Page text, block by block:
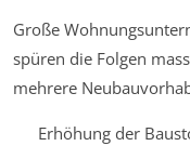
Große
spüren die Folgen
mehrere
Erhöhung der